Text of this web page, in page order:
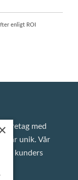
enligt ROI
med
är unik. Vår
kunders